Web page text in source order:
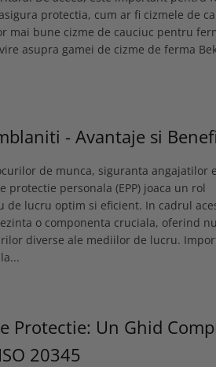
protectia, cum ar fi cizmele de
mai bune cizme de cauciuc pentru
asupra gamei de cizme de ferma
- Avantaje si
de munca, siguranta angajatilor
personala (EPP) joaca un rol
de lucru optim si eficient. In cadrul
o componenta cruciala, oferind
diverse ale mediilor de lucru.
Protectie: Un Ghid
20345